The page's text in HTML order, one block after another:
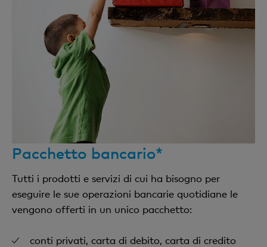
Pacchetto bancario*
Tutti i prodotti e servizi di cui ha bisogno per
eseguire le sue operazioni bancarie quotidiane le
vengono offerti in un unico pacchetto:
conti privati, carta di debito, carta di credito